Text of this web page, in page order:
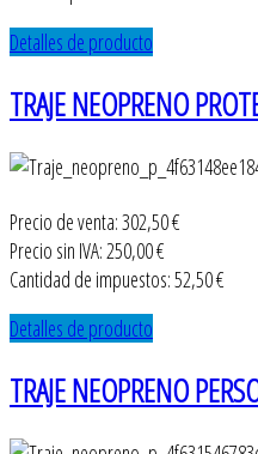
Detalles de producto
TRAJE NEOPRENO
Precio de venta:302,50 €
Precio sin IVA: 250,00 €
Cantidad de impuestos:52,50 €
Detalles de producto
TRAJE NEOPRENO